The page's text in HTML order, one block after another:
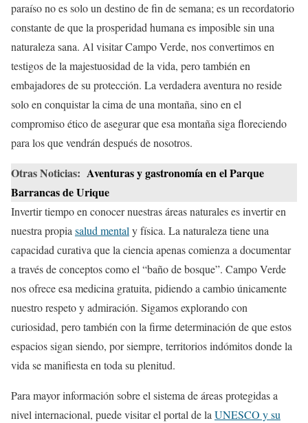
paraíso no es solo un destino de fin de semana; es un recordatorio
constante de que la prosperidad humana es imposible sin una
naturaleza sana. Al visitar Campo Verde, nos convertimos en
testigos de la majestuosidad de la vida, pero también en
embajadores de su protección. La verdadera aventura no reside
solo en conquistar la cima de una montaña, sino en el
compromiso ético de asegurar que esa montaña siga floreciendo
para los que vendrán después de nosotros.
Otras Noticias: Aventuras y gastronomía en el Parque
Barrancas de Urique
Invertir tiempo en conocer nuestras áreas naturales es invertir en
nuestra propiasalud mentaly física. La naturaleza tiene una
capacidad curativa que la ciencia apenas comienza a documentar
a través de conceptos como el “baño de bosque”. Campo Verde
nos ofrece esa medicina gratuita, pidiendo a cambio únicamente
nuestro respeto y admiración. Sigamos explorando con
curiosidad, pero también con la firme determinación de que estos
espacios sigan siendo, por siempre, territorios indómitos donde la
vida se manifiesta en toda su plenitud.
Para mayor información sobre el sistema de áreas protegidas a
nivel internacional, puede visitar el portal de laUNESCO y su